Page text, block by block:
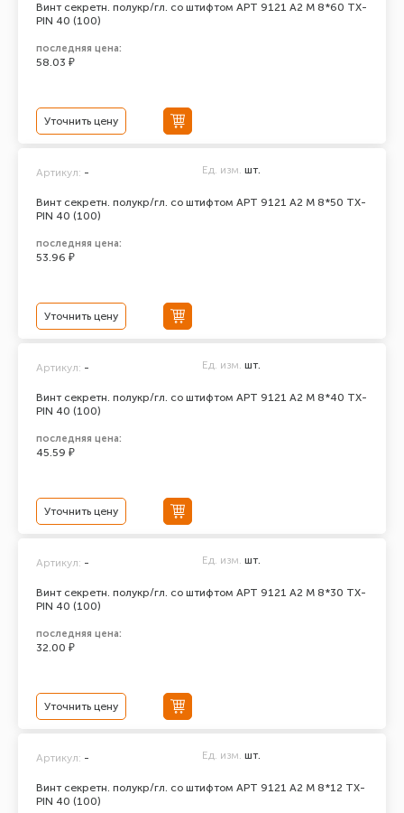
Винт секретн. полукр/гл. со штифтом АРТ 9121 А2 M 8*60 TX-
PIN 40 (100)
последняя цена:
58.03 ₽
Уточнить цену
Винт секретн. полукр/гл. со штифтом АРТ 9121 А2 M 8*50 TX-
PIN 40 (100)
Артикул: - Ед. изм. шт.
последняя цена:
53.96 ₽
Уточнить цену
Винт секретн. полукр/гл. со штифтом АРТ 9121 А2 M 8*40 TX-
PIN 40 (100)
Артикул: - Ед. изм. шт.
последняя цена:
45.59 ₽
Уточнить цену
Винт секретн. полукр/гл. со штифтом АРТ 9121 А2 M 8*30 TX-
PIN 40 (100)
Артикул: - Ед. изм. шт.
последняя цена:
32.00 ₽
Уточнить цену
Винт секретн. полукр/гл. со штифтом АРТ 9121 А2 M 8*12 TX-
PIN 40 (100)
Артикул: - Ед. изм. шт.